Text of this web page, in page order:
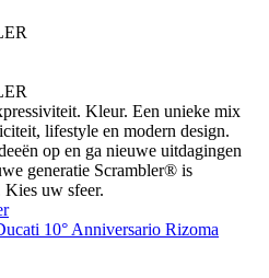
Kleur. Een unieke mix
lifestyle en modern design.
op en ga nieuwe uitdagingen
generatie Scrambler® is
Kies uw sfeer.
10° Anniversario Rizoma